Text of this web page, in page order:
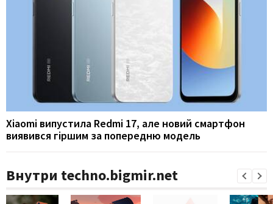
Xiaomi випустила Redmi 17, але новий смартфон
виявився гіршим за попередню модель
Внутри techno.bigmir.net